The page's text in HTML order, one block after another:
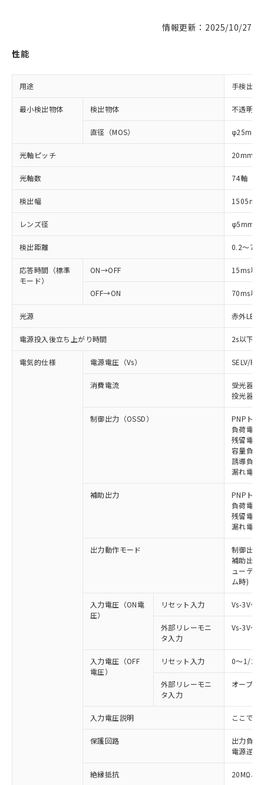
情報更新：2025/10/27
性能
用途 手検出用
最小検出物体 検出物体 不透明体
直径（MOS） φ25mm
光軸ピッチ 20mm
光軸数 74軸
検出幅 1505mm
レンズ径 φ5mm
検出距離 0.2～7m
応答時間（標準
モード）
ON→OFF 15ms以
OFF→ON 70ms以
光源 赤外LED
電源投入後立ち上がり時間 2s以下
電気的仕様 電源電圧（Vs） SELV/
消費電流
受光器:
投光器:
制御出力（OSSD）
PNPトラ
負荷電流
残留電圧
容量負荷
誘導負荷
漏れ電流
補助出力
PNPトラ
負荷電流
残留電圧
漏れ電流
出力動作モード
制御出力
補助出力
ューテ
ム時)
入力電圧（ON電
圧）
リセット入力 Vs-3V～
外部リレーモニ
タ入力
Vs-3V～
入力電圧（OFF
電圧）
リセット入力 0～1/
外部リレーモニ
タ入力
オープン
入力電圧説明 ここでの
保護回路
出力負荷
電源逆接
絶縁抵抗 20MΩ以
非含有に対応した製品が提供可能な商品で
対応予定：EU RoHS指令（10物質）の非含
有に対応した製品に切り替える予定のある